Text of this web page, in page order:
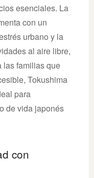
esenciales. La
con un
urbano y la
al aire libre,
las familias que
Tokushima
para
de vida japonés
con